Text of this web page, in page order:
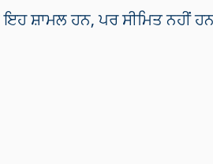
ਸ਼ਾਮਲ ਹਨ, ਪਰ ਸੀਮਿਤ ਨਹੀਂ